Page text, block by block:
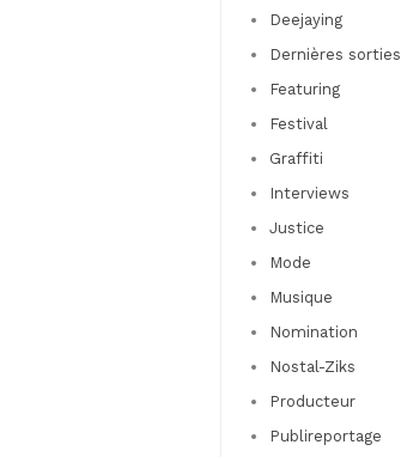
Deejaying
Dernières sorties
Featuring
Festival
Graffiti
Interviews
Justice
Mode
Musique
Nomination
Nostal-Ziks
Producteur
Publireportage